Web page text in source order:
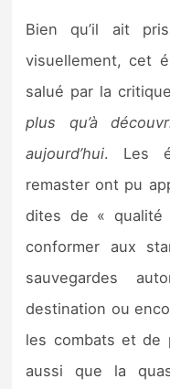
Bien qu’il ait
visuellement, cet
salué par la
plus qu’à
aujourd’hui. Les
remaster ont pu
dites de «
conformer aux
sauvegardes
destination ou
les combats et de
aussi que la